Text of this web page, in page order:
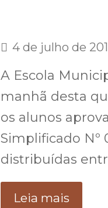
4 de julho de
A Escola
manhã desta
os alunos
Simplificado Nº
distribuídas
Leia mais